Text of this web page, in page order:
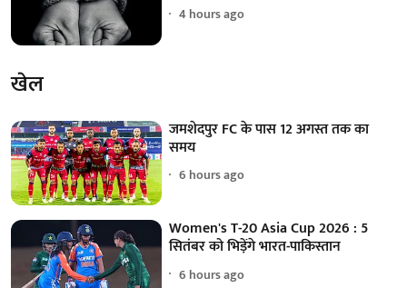
4 hours ago
खेल
जमशेदपुर FC के पास 12 अगस्त तक का
समय
6 hours ago
Women's T-20 Asia Cup 2026 : 5
सितंबर को भिड़ेंगे भारत-पाकिस्तान
6 hours ago